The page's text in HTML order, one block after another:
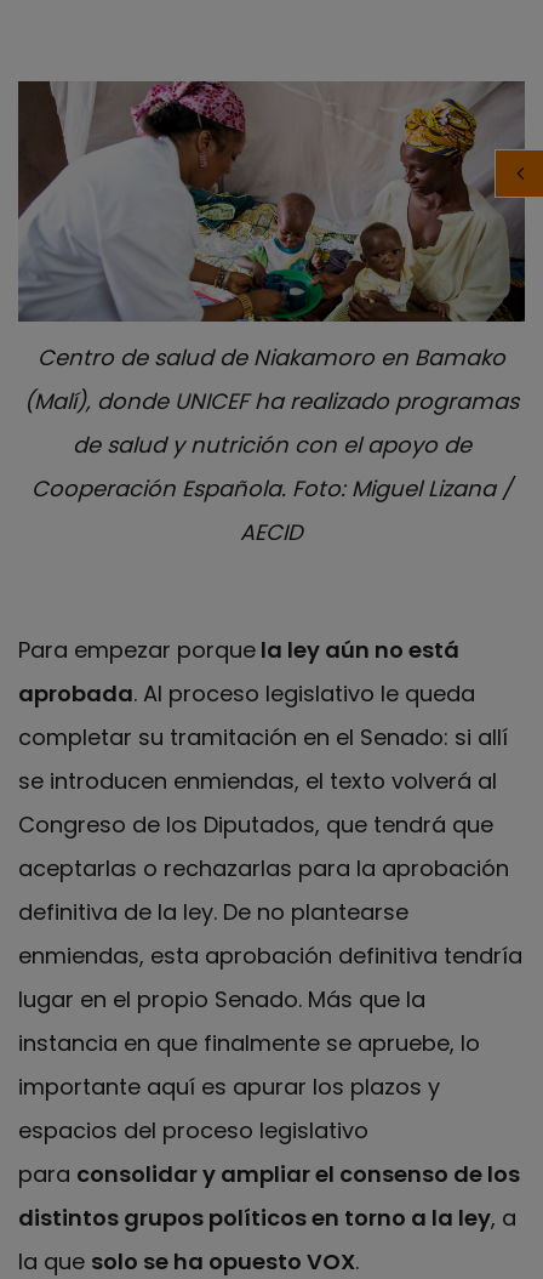
Centro de salud de Niakamoro en Bamako
(Malí), donde UNICEF ha realizado programas
de salud y nutrición con el apoyo de
Cooperación Española. Foto: Miguel Lizana /
AECID
Para empezar porque la ley aún no está
aprobada. Al proceso legislativo le queda
completar su tramitación en el Senado: si allí
se introducen enmiendas, el texto volverá al
Congreso de los Diputados, que tendrá que
aceptarlas o rechazarlas para la aprobación
definitiva de la ley. De no plantearse
enmiendas, esta aprobación definitiva tendría
lugar en el propio Senado. Más que la
instancia en que finalmente se apruebe, lo
importante aquí es apurar los plazos y
espacios del proceso legislativo
para consolidar y ampliar el consenso de los
distintos grupos políticos en torno a la ley, a
la que solo se ha opuesto VOX.